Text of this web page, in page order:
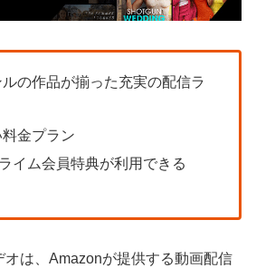
の作品が揃った充実の配信ラ
金プラン
イム会員特典が利用できる
は、Amazonが提供する動画配信